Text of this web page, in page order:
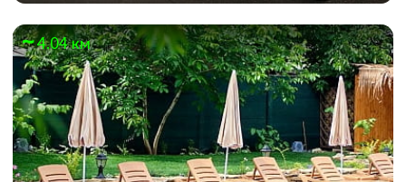
4.04 км